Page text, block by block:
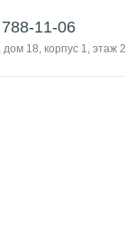
11-06
18, корпус 1, этаж 2